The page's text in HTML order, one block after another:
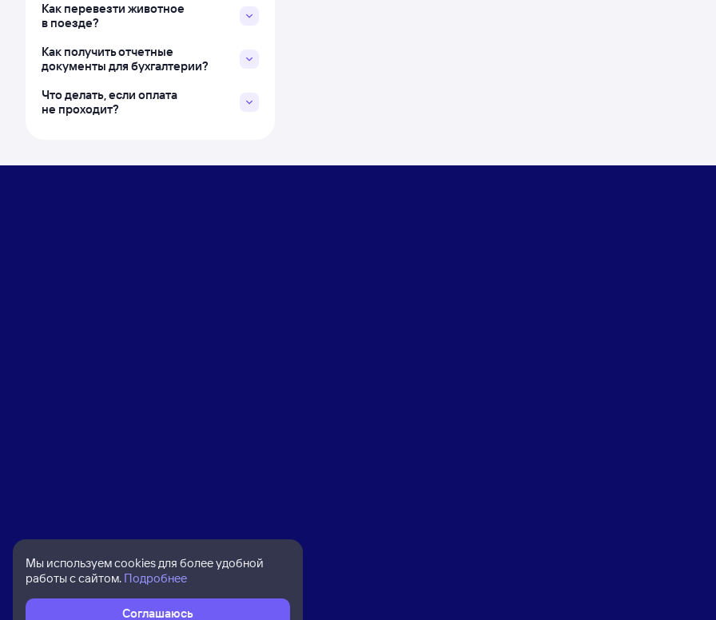
Как перевезти животное
в поезде?
Как получить отчетные
документы для бухгалтерии?
Что делать, если оплата
не проходит?
Мы используем cookies для более удобной
работы с сайтом. Подробнее
Соглашаюсь